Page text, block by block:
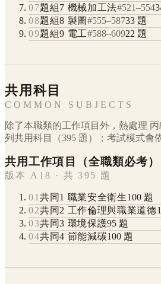
07題組7 機械加工法#521–554
08題組8 製圖#555–58733 題
09題組9 電工#588–60922 題
共用科目
COMMON SUBJECTS
除了本職類的工作項目外， 熱處理 丙
列共用科目（395 題）；考試模式會
共用工作項目（全職類必考）
版本 A18 · 共 395 題
01共同1 職業安全衛生100題
02共同2 工作倫理與職業道德
03共同3 環境保護95 題
04共同4 節能減碳100 題